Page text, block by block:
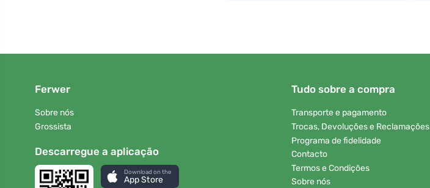
Ferwer
Sobre nós
Grossista
Descarregue a aplicação
Download on the
App Store
Tudo sobre a compra
Transporte e pagamento
Trocas, Devoluções e Reclamações
Programa de fidelidade
Contacto
Termos e Condições
Sobre nós